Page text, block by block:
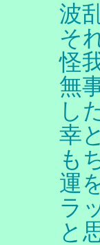
波
そ
怪
無
し
幸
も
運
ラ
と